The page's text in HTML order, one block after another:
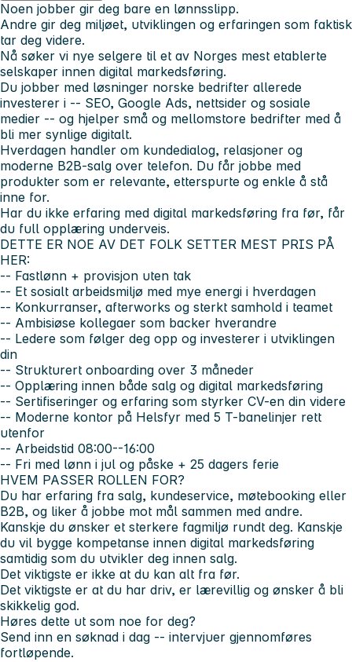
Noen jobber gir deg bare en lønnsslipp.
Andre gir deg miljøet, utviklingen og erfaringen som faktisk
tar deg videre.
Nå søker vi nye selgere til et av Norges mest etablerte
selskaper innen digital markedsføring.
Du jobber med løsninger norske bedrifter allerede
investerer i -- SEO, Google Ads, nettsider og sosiale
medier -- og hjelper små og mellomstore bedrifter med å
bli mer synlige digitalt.
Hverdagen handler om kundedialog, relasjoner og
moderne B2B-salg over telefon. Du får jobbe med
produkter som er relevante, etterspurte og enkle å stå
inne for.
Har du ikke erfaring med digital markedsføring fra før, får
du full opplæring underveis.
DETTE ER NOE AV DET FOLK SETTER MEST PRIS PÅ
HER:
-- Fastlønn + provisjon uten tak
-- Et sosialt arbeidsmiljø med mye energi i hverdagen
-- Konkurranser, afterworks og sterkt samhold i teamet
-- Ambisiøse kollegaer som backer hverandre
-- Ledere som følger deg opp og investerer i utviklingen
din
-- Strukturert onboarding over 3 måneder
-- Opplæring innen både salg og digital markedsføring
-- Sertifiseringer og erfaring som styrker CV-en din videre
-- Moderne kontor på Helsfyr med 5 T-banelinjer rett
utenfor
-- Arbeidstid 08:00--16:00
-- Fri med lønn i jul og påske + 25 dagers ferie
HVEM PASSER ROLLEN FOR?
Du har erfaring fra salg, kundeservice, møtebooking eller
B2B, og liker å jobbe mot mål sammen med andre.
Kanskje du ønsker et sterkere fagmiljø rundt deg. Kanskje
du vil bygge kompetanse innen digital markedsføring
samtidig som du utvikler deg innen salg.
Det viktigste er ikke at du kan alt fra før.
Det viktigste er at du har driv, er lærevillig og ønsker å bli
skikkelig god.
Høres dette ut som noe for deg?
Send inn en søknad i dag -- intervjuer gjennomføres
fortløpende.